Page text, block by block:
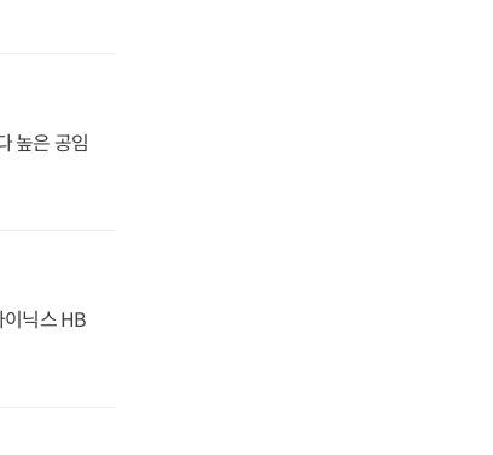
높은 공임
이닉스 HB